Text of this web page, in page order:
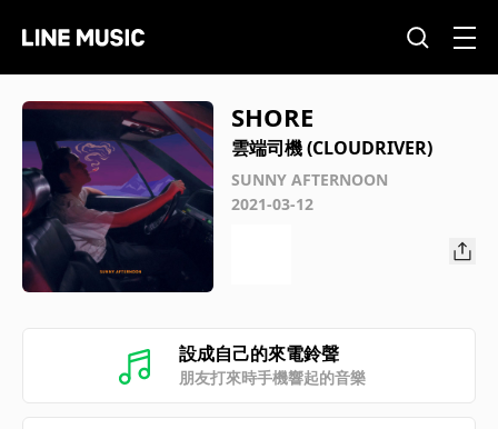
SHORE
雲端司機 (CLOUDRIVER)
SUNNY AFTERNOON
2021-03-12
設成自己的來電鈴聲
朋友打來時手機響起的音樂